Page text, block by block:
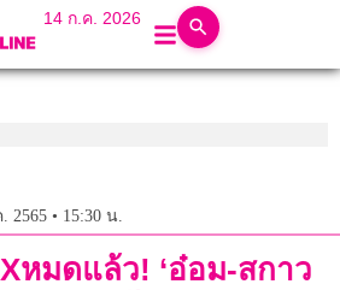
14 ก.ค. 2026
2565 • 15:30 น.
หมดแล้ว! ‘อ๋อม-สกาว